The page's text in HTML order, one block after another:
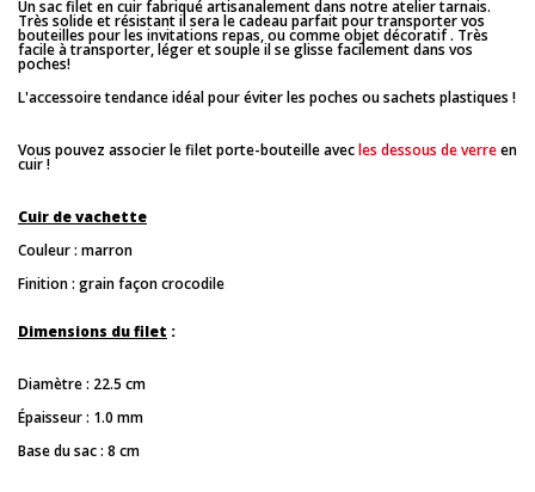
Un sac filet en cuir fabriqué artisanalement dans notre atelier tarnais.
Très solide et résistant il sera le cadeau parfait pour transporter vos
bouteilles pour les invitations repas, ou comme objet décoratif . Très
facile à transporter, léger et souple il se glisse facilement dans vos
poches!
L'accessoire tendance idéal pour éviter les poches ou sachets plastiques !
Vous pouvez associer le filet porte-bouteille avecles dessous de verreen
cuir !
Cuir de vachette
Couleur : marron
Finition : grain façon crocodile
Dimensions du filet :
Diamètre : 22.5 cm
Épaisseur : 1.0 mm
Base du sac : 8 cm